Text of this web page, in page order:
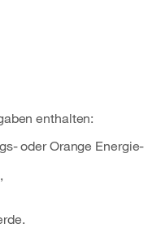
enthalten:
oder Orange Energie-